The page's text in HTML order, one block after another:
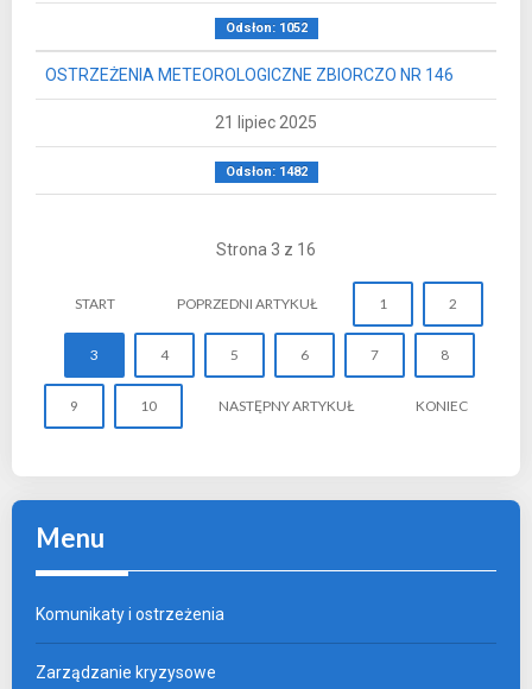
Odsłon: 1052
OSTRZEŻENIA METEOROLOGICZNE ZBIORCZO NR 146
21 lipiec 2025
Odsłon: 1482
Strona 3 z 16
START POPRZEDNI ARTYKUŁ 1 2
3 4 5 6 7 8
9 10 NASTĘPNY ARTYKUŁ KONIEC
Menu
Komunikaty i ostrzeżenia
Zarządzanie kryzysowe